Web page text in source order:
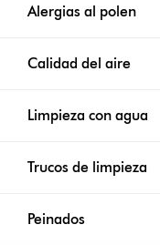
Alergias al polen
Calidad del aire
Limpieza con agua
Trucos de limpieza
Peinados